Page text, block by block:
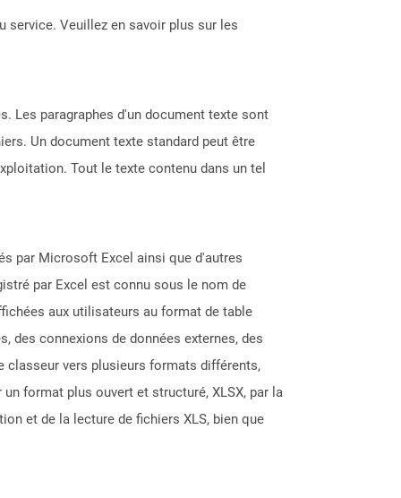
service. Veuillez en savoir plus sur les
Les paragraphes d'un document texte sont
Un document texte standard peut être
Tout le texte contenu dans un tel
par Microsoft Excel ainsi que d'autres
par Excel est connu sous le nom de
aux utilisateurs au format de table
des connexions de données externes, des
classeur vers plusieurs formats différents,
un format plus ouvert et structuré, XLSX, par la
et de la lecture de fichiers XLS, bien que